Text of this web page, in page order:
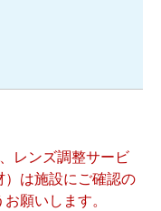
レンズ調整サービ
は施設にご確認の
願いします。